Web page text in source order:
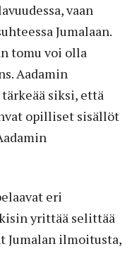
vaan
Jumalaan.
tomu voi olla
Aadamin
siksi, että
opilliset sisällöt
eri
yrittää selittää
Jumalan ilmoitusta,